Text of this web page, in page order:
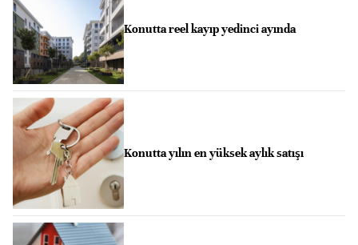
Konutta reel kayıp yedinci ayında
Konutta yılın en yüksek aylık satışı